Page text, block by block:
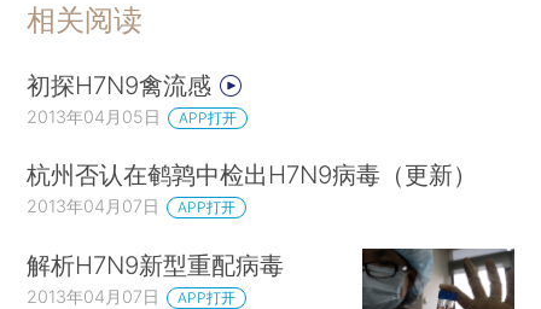
相关阅读
初探H7N9禽流感
2013年04月05日 APP打开
杭州否认在鹌鹑中检出H7N9病毒（更新）
2013年04月07日 APP打开
解析H7N9新型重配病毒
2013年04月07日 APP打开